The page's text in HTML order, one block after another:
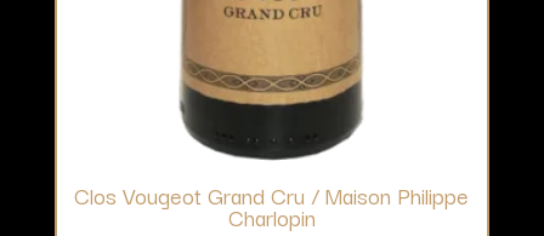
Clos Vougeot Grand Cru / Maison Philippe
Charlopin